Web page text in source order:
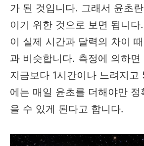
가 된 것입니다. 그래서 윤초
이기 위한 것으로 보면 됩니다
이 실제 시간과 달력의 차이
과 비슷합니다. 측정에 의하면
지금보다 1시간이나 느려지
에는 매일 윤초를 더해야만 정
을 수 있게 된다고 합니다.